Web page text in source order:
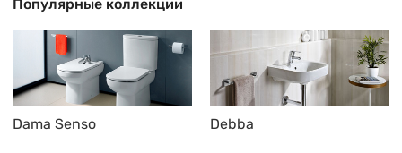
Популярные коллекции
Dama Senso Debba